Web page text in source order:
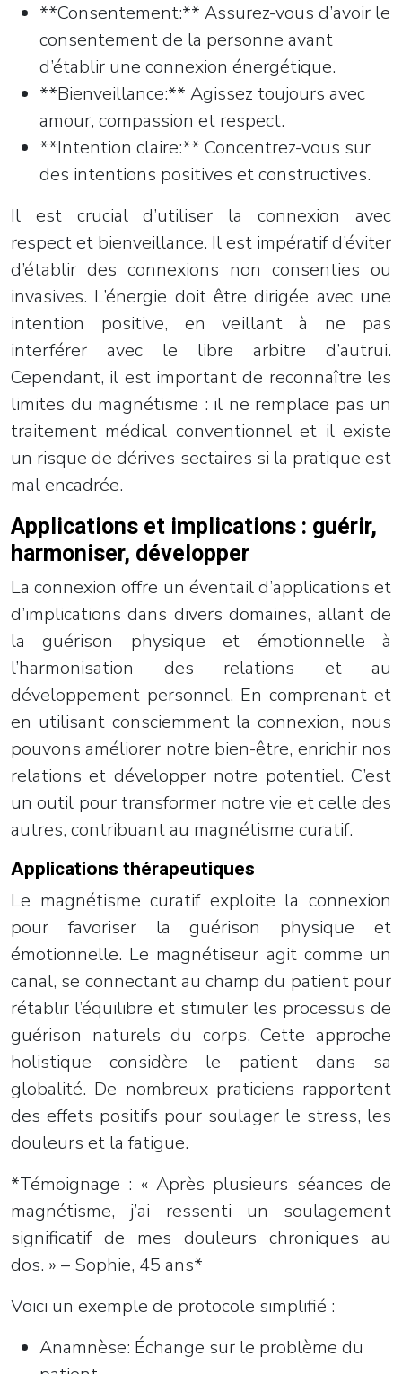
**Consentement:** Assurez-vous d’avoir le
consentement de la personne avant
d’établir une connexion énergétique.
**Bienveillance:** Agissez toujours avec
amour, compassion et respect.
**Intention claire:** Concentrez-vous sur
des intentions positives et constructives.
Il est crucial d’utiliser la connexion avec
respect et bienveillance. Il est impératif d’éviter
d’établir des connexions non consenties ou
invasives. L’énergie doit être dirigée avec une
intention positive, en veillant à ne pas
interférer avec le libre arbitre d’autrui.
Cependant, il est important de reconnaître les
limites du magnétisme : il ne remplace pas un
traitement médical conventionnel et il existe
un risque de dérives sectaires si la pratique est
mal encadrée.
Applications et implications : guérir,
harmoniser, développer
La connexion offre un éventail d’applications et
d’implications dans divers domaines, allant de
la guérison physique et émotionnelle à
l’harmonisation des relations et au
développement personnel. En comprenant et
en utilisant consciemment la connexion, nous
pouvons améliorer notre bien-être, enrichir nos
relations et développer notre potentiel. C’est
un outil pour transformer notre vie et celle des
autres, contribuant au magnétisme curatif.
Applications thérapeutiques
Le magnétisme curatif exploite la connexion
pour favoriser la guérison physique et
émotionnelle. Le magnétiseur agit comme un
canal, se connectant au champ du patient pour
rétablir l’équilibre et stimuler les processus de
guérison naturels du corps. Cette approche
holistique considère le patient dans sa
globalité. De nombreux praticiens rapportent
des effets positifs pour soulager le stress, les
douleurs et la fatigue.
*Témoignage : « Après plusieurs séances de
magnétisme, j’ai ressenti un soulagement
significatif de mes douleurs chroniques au
dos. » – Sophie, 45 ans*
Voici un exemple de protocole simplifié :
Anamnèse: Échange sur le problème du